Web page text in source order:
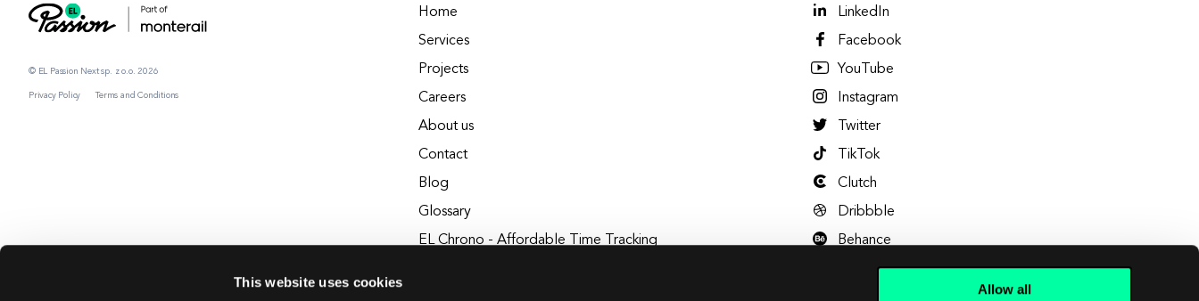
This website uses cookies Allow all
© EL Passion Next sp. z o.o. 2026
Privacy Policy Terms and Conditions
Home
Services
Projects
Careers
About us
Contact
Blog
Glossary
EL Chrono - Affordable Time Tracking
LinkedIn
Facebook
YouTube
Instagram
Twitter
TikTok
Clutch
Dribbble
Behance